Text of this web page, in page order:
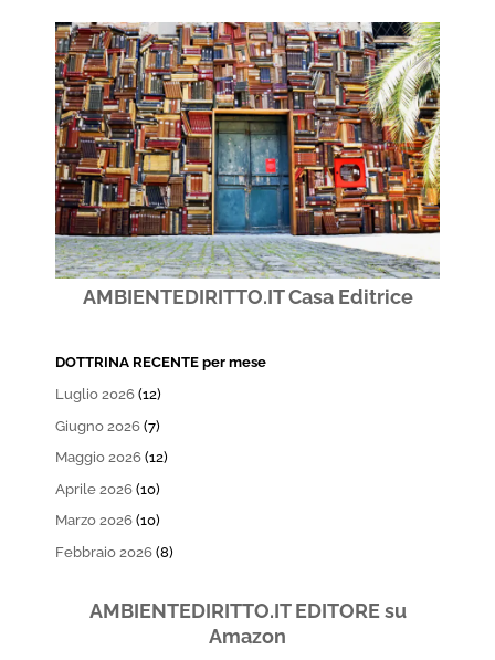
AMBIENTEDIRITTO.IT Casa Editrice
DOTTRINA RECENTE per mese
Luglio 2026 (12)
Giugno 2026 (7)
Maggio 2026 (12)
Aprile 2026 (10)
Marzo 2026 (10)
Febbraio 2026 (8)
AMBIENTEDIRITTO.IT EDITORE su
Amazon